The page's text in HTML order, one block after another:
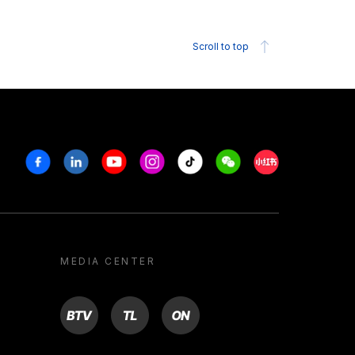
Scroll to top
FacebookLinkedinYoutubeInstagram
Tiktok WeechatXiaohongshu/
MEDIA CENTER
BTV TL ON